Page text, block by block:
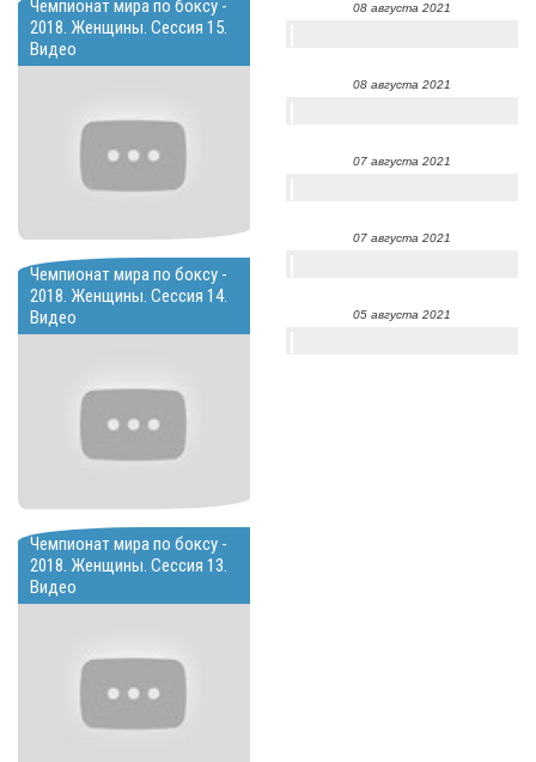
Чемпионат мира по боксу -
2018. Женщины. Сессия 15.
Видео
Чемпионат мира по боксу -
2018. Женщины. Сессия 14.
Видео
Чемпионат мира по боксу -
2018. Женщины. Сессия 13.
Видео
08 августа 2021
08 августа 2021
07 августа 2021
07 августа 2021
05 августа 2021